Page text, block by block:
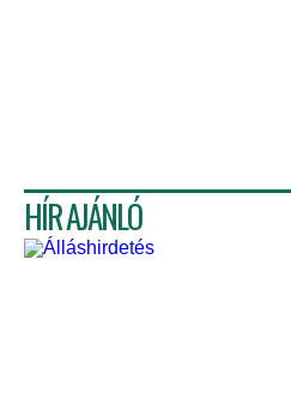
HÍR AJÁNLÓ